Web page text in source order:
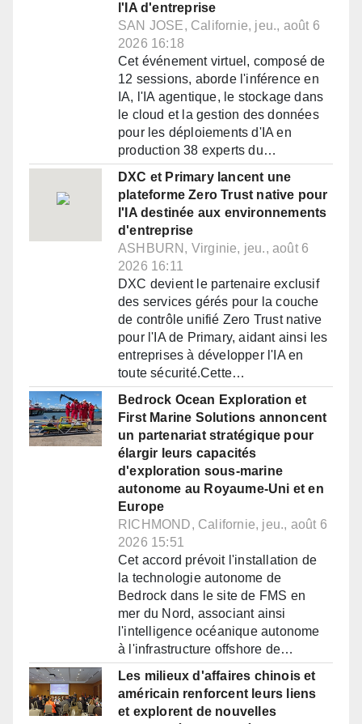
l'IA d'entreprise
SAN JOSE, Californie, jeu., août 6
2026 16:18
Cet événement virtuel, composé de
12 sessions, aborde l'inférence en
IA, l'IA agentique, le stockage dans
le cloud et la gestion des données
pour les déploiements d'IA en
production 38 experts du…
DXC et Primary lancent une
plateforme Zero Trust native pour
l'IA destinée aux environnements
d'entreprise
ASHBURN, Virginie, jeu., août 6
2026 16:11
DXC devient le partenaire exclusif
des services gérés pour la couche
de contrôle unifié Zero Trust native
pour l'IA de Primary, aidant ainsi les
entreprises à développer l'IA en
toute sécurité.Cette…
Bedrock Ocean Exploration et
First Marine Solutions annoncent
un partenariat stratégique pour
élargir leurs capacités
d'exploration sous-marine
autonome au Royaume-Uni et en
Europe
RICHMOND, Californie, jeu., août 6
2026 15:51
Cet accord prévoit l'installation de
la technologie autonome de
Bedrock dans le site de FMS en
mer du Nord, associant ainsi
l'intelligence océanique autonome
à l'infrastructure offshore de…
Les milieux d'affaires chinois et
américain renforcent leurs liens
et explorent de nouvelles